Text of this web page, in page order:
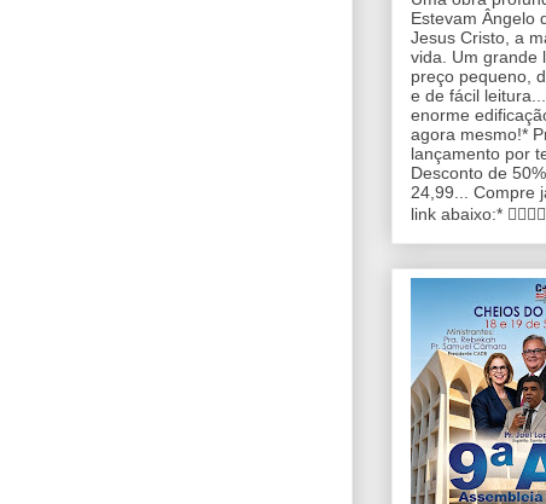
Estevam Ângelo
Jesus Cristo, a
vida. Um grande
preço pequeno,
e de fácil
enorme
agora mesmo!*
lançamento por
Desconto de
24,99... Compre
link abaixo:*